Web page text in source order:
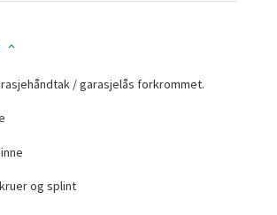
/ garasjelås forkrommet.
og splint